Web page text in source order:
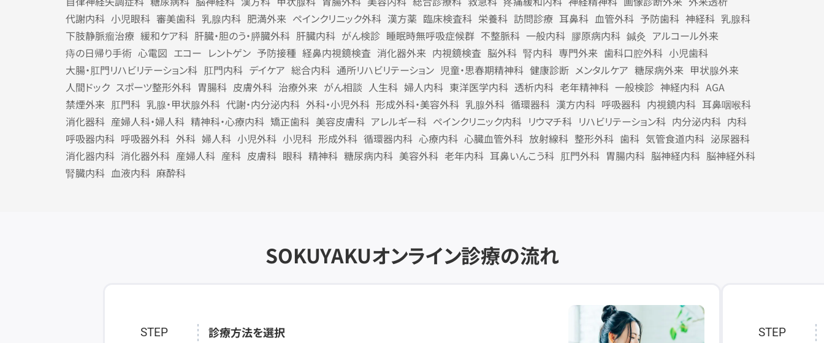
代謝内科 小児眼科 審美歯科 乳腺内科 肥満外来 ペインクリニック外科 漢方薬 臨床検査科 栄養科 訪問診療 耳鼻科 血管外科 予防歯科 神経科 乳腺科
下肢静脈瘤治療 緩和ケア科 肝臓・胆のう・膵臓外科 肝臓内科 がん検診 睡眠時無呼吸症候群 不整脈科 一般内科 膠原病内科 鍼灸 アルコール外来
痔の日帰り手術 心電図 エコー レントゲン 予防接種 経鼻内視鏡検査 消化器外来 内視鏡検査 脳外科 腎内科 専門外来 歯科口腔外科 小児歯科
大腸・肛門リハビリテーション科 肛門内科 デイケア 総合内科 通所リハビリテーション 児童・思春期精神科 健康診断 メンタルケア 糖尿病外来 甲状腺外来
人間ドック スポーツ整形外科 胃腸科 皮膚外科 治療外来 がん相談 人生科 婦人内科 東洋医学内科 透析内科 老年精神科 一般検診 神経内科 AGA
禁煙外来 肛門科 乳腺・甲状腺外科 代謝・内分泌内科 外科・小児外科 形成外科・美容外科 乳腺外科 循環器科 漢方内科 呼吸器科 内視鏡内科 耳鼻咽喉科
消化器科 産婦人科・婦人科 精神科・心療内科 矯正歯科 美容皮膚科 アレルギー科 ペインクリニック内科 リウマチ科 リハビリテーション科 内分泌内科 内科
呼吸器内科 呼吸器外科 外科 婦人科 小児外科 小児科 形成外科 循環器内科 心療内科 心臓血管外科 放射線科 整形外科 歯科 気管食道内科 泌尿器科
消化器内科 消化器外科 産婦人科 産科 皮膚科 眼科 精神科 糖尿病内科 美容外科 老年内科 耳鼻いんこう科 肛門外科 胃腸内科 脳神経内科 脳神経外科
腎臓内科 血液内科 麻酔科
SOKUYAKUオンライン診療の流れ
STEP 診療方法を選択 STEP